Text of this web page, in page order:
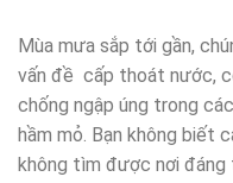
Mùa mưa sắp tới gần,
vấn đề cấp thoát nước,
chống ngập úng trong
hầm mỏ. Bạn không biết
không tìm được nơi đáng